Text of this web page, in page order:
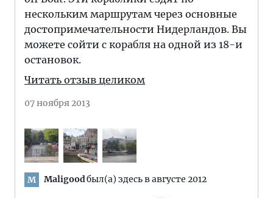
нескольким маршрутам через основные
достопримечательности Нидерландов. Вы
можете сойти с корабля на одной из 18-и
остановок.
Читать отзыв целиком
07 ноября 2013
M Maligoodбыл(а) здесь в августе 2012